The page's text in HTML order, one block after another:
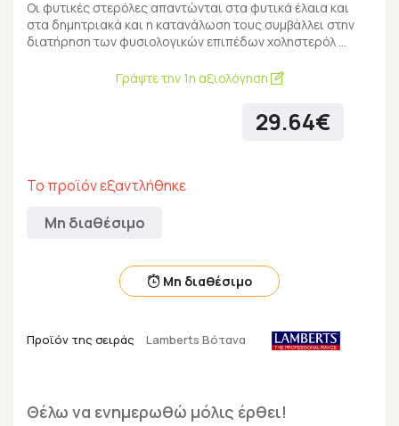
Οι φυτικές στερόλες απαντώνται στα φυτικά έλαια και
στα δημητριακά και η κατανάλωση τους συμβάλλει στην
διατήρηση των φυσιολογικών επιπέδων χοληστερόλ …
Γράψτε την 1η αξιολόγηση
29.64€
Το προϊόν εξαντλήθηκε
Μη διαθέσιμο
Μη διαθέσιμο
Προϊόν της σειράς Lamberts Βότανα
Θέλω να ενημερωθώ μόλις έρθει!